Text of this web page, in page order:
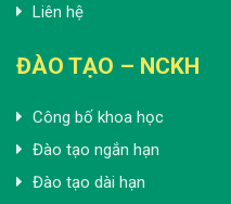
Liên hệ
ĐÀO TẠO – NCKH
Công bố khoa học
Đào tạo ngắn hạn
Đào tạo dài hạn